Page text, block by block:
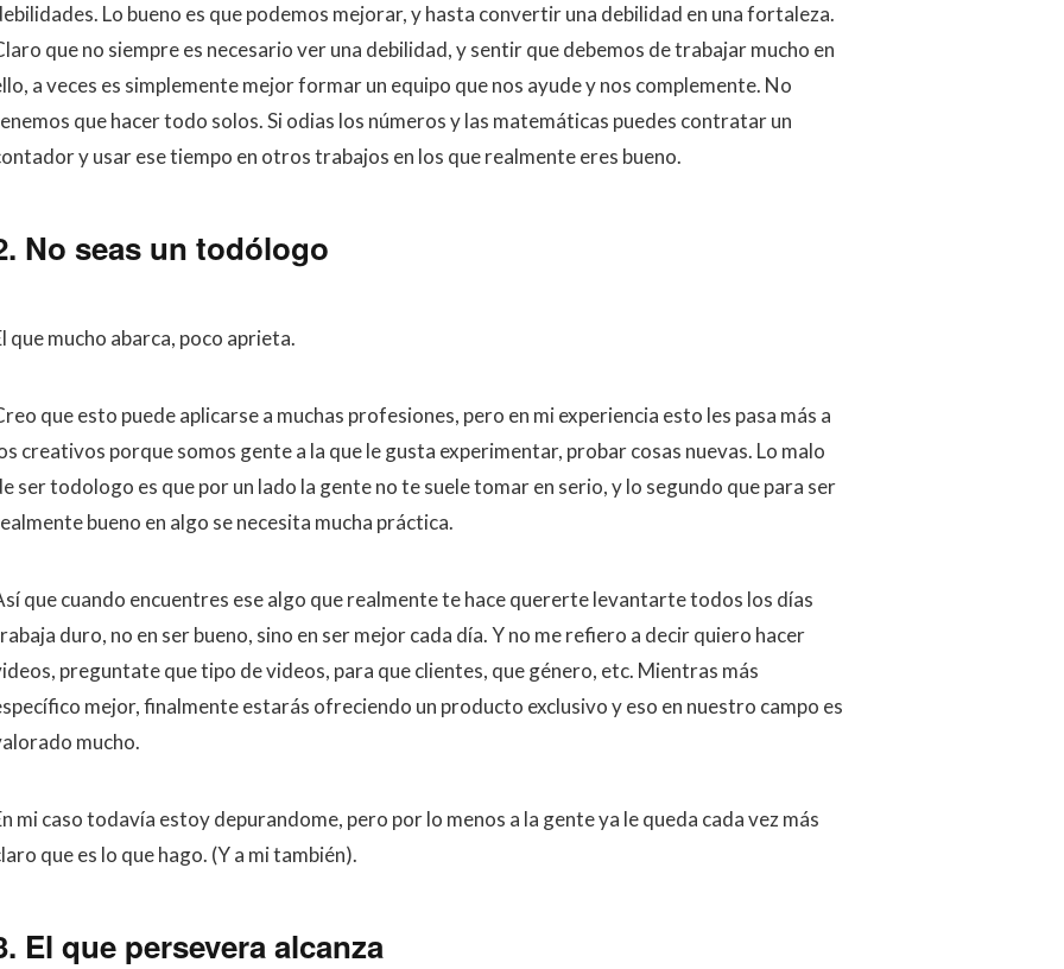
Lo bueno es que podemos mejorar, y hasta convertir una debilidad en una fortaleza.
que no siempre es necesario ver una debilidad, y sentir que debemos de trabajar mucho en
a veces es simplemente mejor formar un equipo que nos ayude y nos complemente. No
que hacer todo solos. Si odias los números y las matemáticas puedes contratar un
y usar ese tiempo en otros trabajos en los que realmente eres bueno.
No seas un todólogo
que mucho abarca, poco aprieta.
que esto puede aplicarse a muchas profesiones, pero en mi experiencia esto les pasa más a
creativos porque somos gente a la que le gusta experimentar, probar cosas nuevas. Lo malo
ser todologo es que por un lado la gente no te suele tomar en serio, y lo segundo que para ser
bueno en algo se necesita mucha práctica.
que cuando encuentres ese algo que realmente te hace quererte levantarte todos los días
duro, no en ser bueno, sino en ser mejor cada día. Y no me refiero a decir quiero hacer
preguntate que tipo de videos, para que clientes, que género, etc. Mientras más
mejor, finalmente estarás ofreciendo un producto exclusivo y eso en nuestro campo es
mucho.
mi caso todavía estoy depurandome, pero por lo menos a la gente ya le queda cada vez más
que es lo que hago. (Y a mi también).
El que persevera alcanza